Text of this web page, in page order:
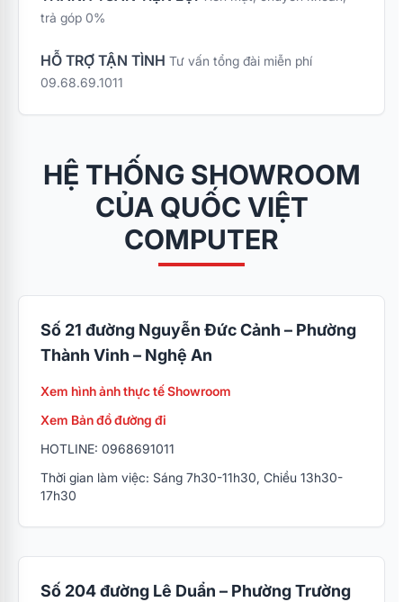
Môi chất làm lạnh tân tiến Gas
R32
lạnh mới nhất, tiên tiến nhất ra đời với nhiều ưu
điểm tiên tiến nhất, làm lạnh nhanh hơn, hạn chế
tối đa sự ảnh hường đối với Trái Đất, không gây
hiệu ứng nhà kính.
Các tính năng thông minh khác
Chức năng hút ẩm và khả năng cảnh báo rò rỉ khí
Gas
trả góp 0%
HỖ TRỢ TẬN TÌNH Tư vấn tổng đài miễn phí
09.68.69.1011
HỆ THỐNG SHOWROOM
CỦA QUỐC VIỆT
COMPUTER
Số 21 đường Nguyễn Đức Cảnh – Phường
Thành Vinh – Nghệ An
Xem hình ảnh thực tế Showroom
Xem Bản đồ đường đi
HOTLINE: 0968691011
Thời gian làm việc: Sáng 7h30-11h30, Chiều 13h30-
17h30
Số 204 đường Lê Duẩn – Phường Trường